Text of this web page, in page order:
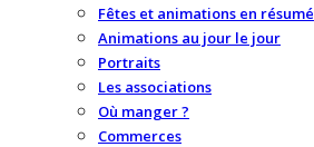
Fêtes et animations en résumé
Animations au jour le jour
Portraits
Les associations
Où manger ?
Commerces